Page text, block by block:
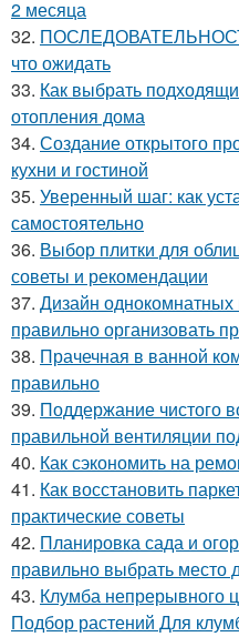
2 месяца
32.
что ожидать
33. Как выбрать
отопления дома
34. Создание открытого
кухни и гостиной
35. Уверенный шаг: как
самостоятельно
36. Выбор плитки для
советы и рекомендации
37. Дизайн однокомнатных
правильно организовать
38. Прачечная в ванной
правильно
39. Поддержание чистого
правильной вентиляции
40. Как сэкономить на
41. Как восстановить
практические советы
42. Планировка сада и
правильно выбрать место
43. Клумба непрерывного
Подбор растений Для